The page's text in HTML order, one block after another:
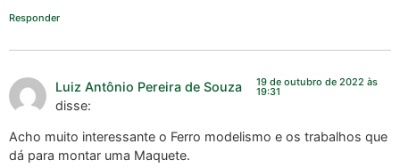
Responder
Luiz Antônio Pereira de Souza
disse:
19 de outubro de 2022 às
19:31
Acho muito interessante o Ferro modelismo e os trabalhos que
dá para montar uma Maquete.